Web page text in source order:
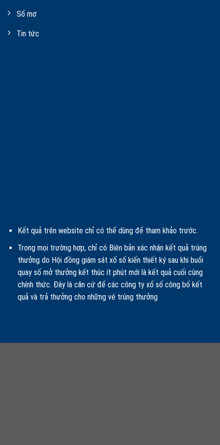
Sổ mơ
Tin tức
Kết quả trên website chỉ có thể dùng để tham khảo trước.
Trong mọi trường hợp, chỉ có Biên bản xác nhận kết quả trúng
thưởng do Hội đồng giám sát xổ số kiến thiết ký sau khi buổi
quay số mở thưởng kết thúc ít phút mới là kết quả cuối cùng
chính thức. Đây là căn cứ để các công ty xổ số công bố kết
quả và trả thưởng cho những vé trúng thưởng